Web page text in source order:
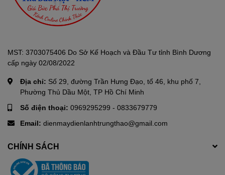
MST: 3703075406 Do Sở Kế Hoạch và Đầu Tư tỉnh Bình Dương
cấp ngày 02/08/2022
Địa chỉ: Số 29, đường Trần Hưng Đạo, tổ 46, khu phố 7,
Phường Thủ Dầu Một, TP Hồ Chí Minh
Số điện thoại: 0969295299 - 0833679779
Email: dienmaydienlanhtrungthao@gmail.com
CHÍNH SÁCH